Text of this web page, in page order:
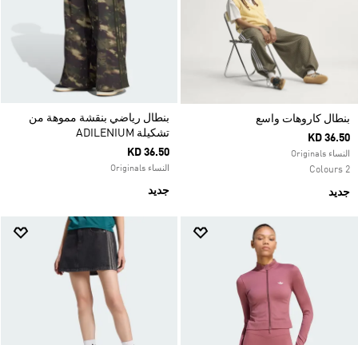
بنطال كاروهات واسع
KD 36.50
النساء Originals
2 Colours
جديد
بنطال رياضي بنقشة مموهة من
تشكيلة ADILENIUM
KD 36.50
النساء Originals
جديد